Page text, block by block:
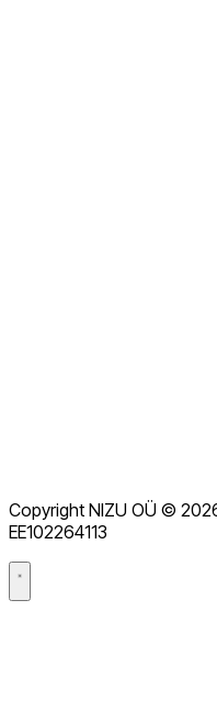
RGPD
Acordo de
Copyright NIZU OÜ ©
EE102264113